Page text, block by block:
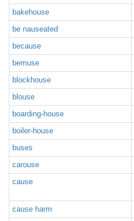
bakehouse
be nauseated
because
bemuse
blockhouse
blouse
boarding-house
boiler-house
buses
carouse
cause
cause harm